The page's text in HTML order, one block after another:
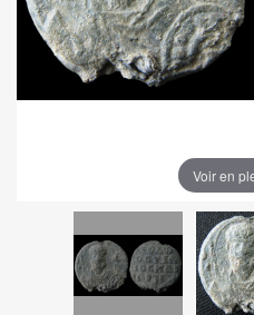
Voir en